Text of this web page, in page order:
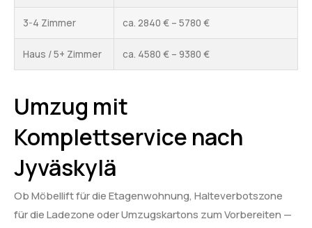
3-4 Zimmer ca. 2840 € – 5780 €
Haus / 5+ Zimmer ca. 4580 € – 9380 €
Umzug mit
Komplettservice nach
Jyväskylä
Ob Möbellift für die Etagenwohnung, Halteverbotszone
für die Ladezone oder Umzugskartons zum Vorbereiten —